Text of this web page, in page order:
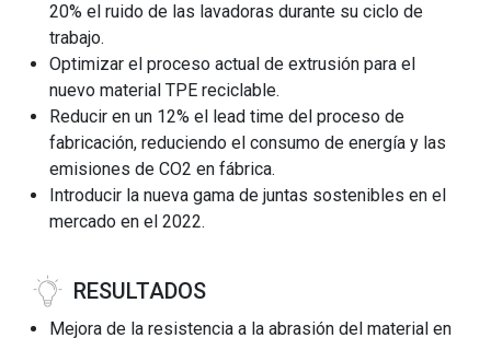
20% el ruido de las lavadoras durante su ciclo de
trabajo.
Optimizar el proceso actual de extrusión para el
nuevo material TPE reciclable.
Reducir en un 12% el lead time del proceso de
fabricación, reduciendo el consumo de energía y las
emisiones de CO2 en fábrica.
Introducir la nueva gama de juntas sostenibles en el
mercado en el 2022.
RESULTADOS
Mejora de la resistencia a la abrasión del material en